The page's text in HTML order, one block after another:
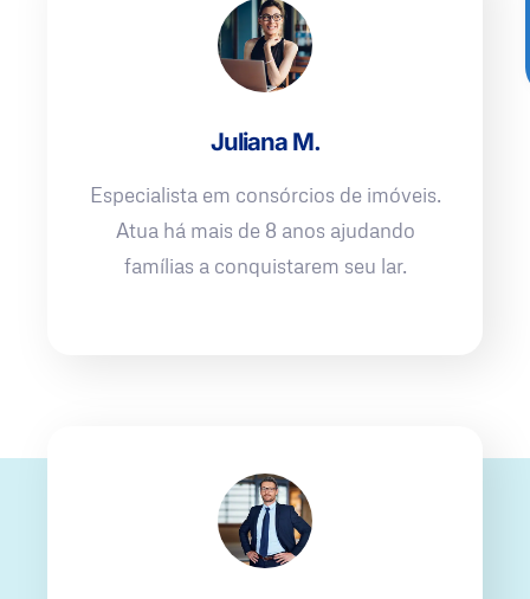
Juliana M.
Especialista em consórcios de imóveis.
Atua há mais de 8 anos ajudando
famílias a conquistarem seu lar.